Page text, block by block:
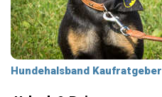
Hundehalsband Kaufratgeber